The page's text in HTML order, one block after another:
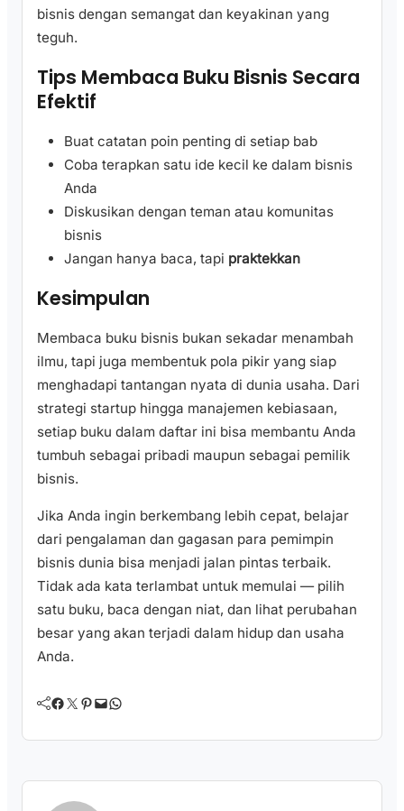
bisnis dengan semangat dan keyakinan yang
teguh.
Tips Membaca Buku Bisnis Secara
Efektif
Buat catatan poin penting di setiap bab
Coba terapkan satu ide kecil ke dalam bisnis
Anda
Diskusikan dengan teman atau komunitas
bisnis
Jangan hanya baca, tapi praktekkan
Kesimpulan
Membaca buku bisnis bukan sekadar menambah
ilmu, tapi juga membentuk pola pikir yang siap
menghadapi tantangan nyata di dunia usaha. Dari
strategi startup hingga manajemen kebiasaan,
setiap buku dalam daftar ini bisa membantu Anda
tumbuh sebagai pribadi maupun sebagai pemilik
bisnis.
Jika Anda ingin berkembang lebih cepat, belajar
dari pengalaman dan gagasan para pemimpin
bisnis dunia bisa menjadi jalan pintas terbaik.
Tidak ada kata terlambat untuk memulai — pilih
satu buku, baca dengan niat, dan lihat perubahan
besar yang akan terjadi dalam hidup dan usaha
Anda.
Facebook Twitter Pinterest Mail WhatsApp